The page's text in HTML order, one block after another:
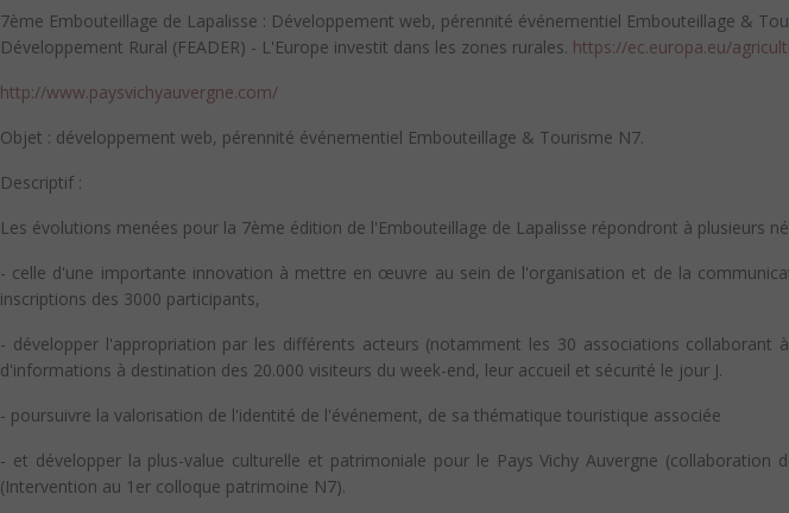
7ème Embouteillage de Lapalisse : Développement web, pérennité événementiel Embouteillage &
Développement Rural (FEADER) - L'Europe investit dans les zones rurales. https://ec.europa.eu/
http://www.paysvichyauvergne.com/
Objet : développement web, pérennité événementiel Embouteillage & Tourisme N7.
Descriptif :
Les évolutions menées pour la 7ème édition de l'Embouteillage de Lapalisse répondront à plusieurs
- celle d'une importante innovation à mettre en œuvre au sein de l'organisation et de la
inscriptions des 3000 participants,
- développer l'appropriation par les différents acteurs (notamment les 30 associations
d'informations à destination des 20.000 visiteurs du week-end, leur accueil et sécurité le jour J.
- poursuivre la valorisation de l'identité de l'événement, de sa thématique touristique associée
- et développer la plus-value culturelle et patrimoniale pour le Pays Vichy Auvergne
(Intervention au 1er colloque patrimoine N7).